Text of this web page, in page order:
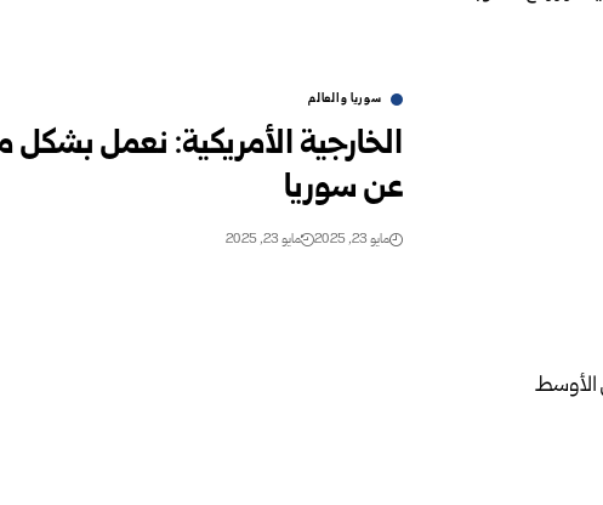
سوريا والعالم
الخارجية الأمريكية: نعمل بشكل
عن سوريا
مايو 23, 2025 مايو 23, 2025